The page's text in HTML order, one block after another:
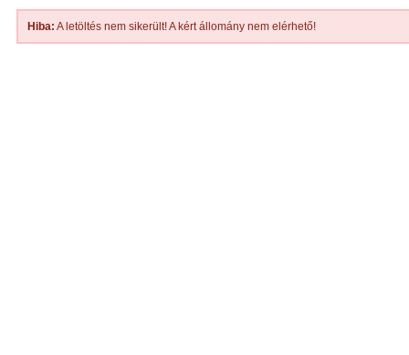
Hiba: A letöltés nem sikerült! A kért állomány nem elérhető!